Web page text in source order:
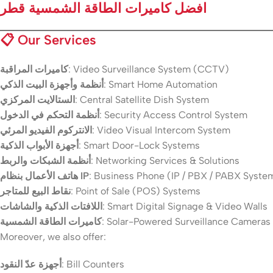
افضل كاميرات الطاقة الشمسية قطر
📋 Our Services
كاميرات المراقبة: Video Surveillance System (CCTV)
أنظمة وأجهزة البيت الذكي: Smart Home Automation
الستالايت المركزي: Central Satellite Dish System
أنظمة التحكم في الدخول: Security Access Control System
الانتركوم الفيديو المرئي: Video Visual Intercom System
أجهزة الأبواب الذكية: Smart Door-Lock Systems
أنظمة الشبكات والربط: Networking Services & Solutions
هاتف الأعمال بنظام IP: Business Phone (IP / PBX / PABX
نقاط البيع للمتاجر: Point of Sale (POS) Systems
اللافتات الذكية والشاشات: Smart Digital Signage & Video Walls
كاميرات الطاقة الشمسية: Solar-Powered Surveillance Cameras
Moreover, we also offer:
أجهزة عدّ النقود: Bill Counters